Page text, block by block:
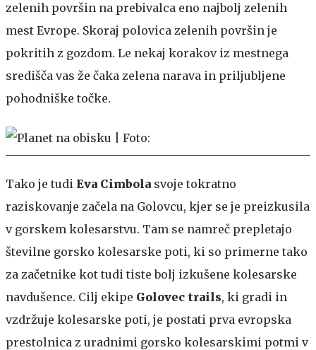
zelenih površin na prebivalca eno najbolj zelenih
mest Evrope. Skoraj polovica zelenih površin je
pokritih z gozdom. Le nekaj korakov iz mestnega
središča vas že čaka zelena narava in priljubljene
pohodniške točke.
Tako je tudi Eva Cimbola svoje tokratno
raziskovanje začela na Golovcu, kjer se je preizkusila
v gorskem kolesarstvu. Tam se namreč prepletajo
številne gorsko kolesarske poti, ki so primerne tako
za začetnike kot tudi tiste bolj izkušene kolesarske
navdušence. Cilj ekipe Golovec trails, ki gradi in
vzdržuje kolesarske poti, je postati prva evropska
prestolnica z uradnimi gorsko kolesarskimi potmi v